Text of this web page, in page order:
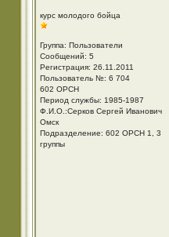
курс молодого бойца
Группа: Пользователи
Сообщений: 5
Регистрация: 26.11.2011
Пользователь №: 6 704
602 ОРСН
Период службы: 1985-1987
Ф.И.О.:Серков Сергей Иванович
Омск
Подразделение: 602 ОРСН 1, 3
группы